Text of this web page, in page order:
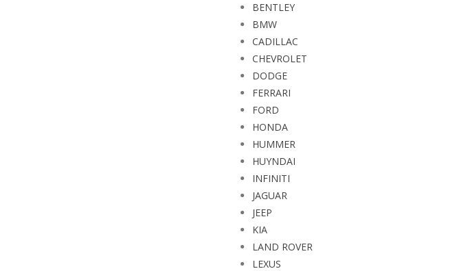
BENTLEY
BMW
CADILLAC
CHEVROLET
DODGE
FERRARI
FORD
HONDA
HUMMER
HUYNDAI
INFINITI
JAGUAR
JEEP
KIA
LAND ROVER
LEXUS